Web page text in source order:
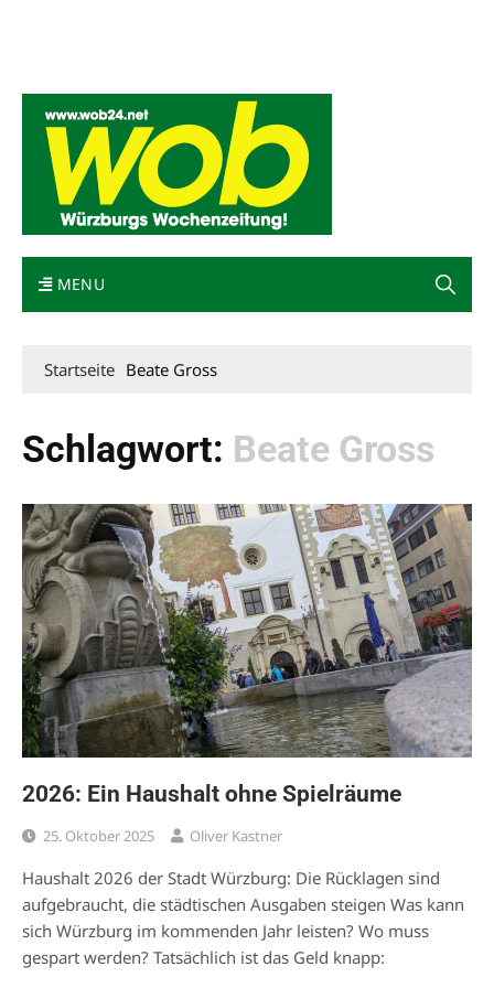
MENU
Startseite Beate Gross
Schlagwort: Beate Gross
2026: Ein Haushalt ohne Spielräume
25. Oktober 2025 Oliver Kastner
Haushalt 2026 der Stadt Würzburg: Die Rücklagen sind
aufgebraucht, die städtischen Ausgaben steigen Was kann
sich Würzburg im kommenden Jahr leisten? Wo muss
gespart werden? Tatsächlich ist das Geld knapp: